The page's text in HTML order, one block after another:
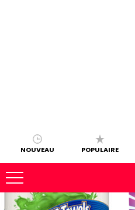
NOUVEAU POPULAIRE
LES
DERNIERS